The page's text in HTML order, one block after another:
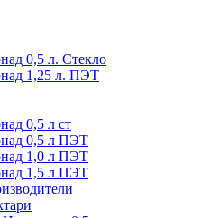
0,5 л. Стекло
1,25 л. ПЭТ
0,5 л ст
0,5 л ПЭТ
1,0 л ПЭТ
1,5 л ПЭТ